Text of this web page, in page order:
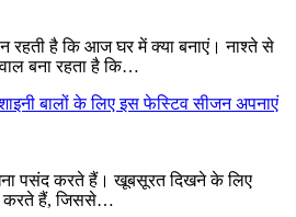
रहती है कि आज घर में क्या बनाएं। नाश्ते से
बना रहता है कि…
बालों के लिए इस फेस्टिव सीजन अपनाएं
पसंद करते हैं। खूबसूरत दिखने के लिए
करते हैं, जिससे…